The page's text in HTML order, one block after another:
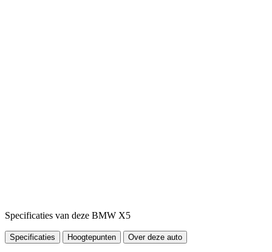
Specificaties van deze BMW X5
Specificaties Hoogtepunten Over deze auto